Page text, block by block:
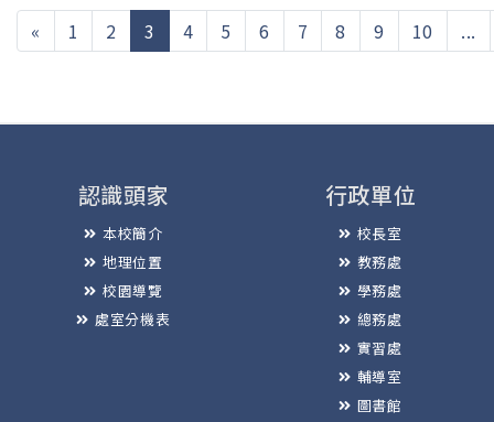
« 1 2 3 (current)
4 5 6 7 8 9 10 ...
認識頭家
本校簡介
地理位置
校園導覽
處室分機表
行政單位
校長室
教務處
學務處
總務處
實習處
輔導室
圖書館